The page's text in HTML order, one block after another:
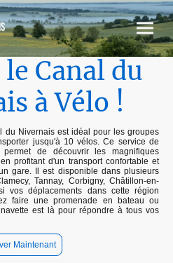
Canal du
à Vélo !
du Nivernais est idéal pour les groupes
jusqu'à 10 vélos. Ce service de
de découvrir les magnifiques
profitant d'un transport confortable et
gare. Il est disponible dans plusieurs
Tannay, Corbigny, Châtillon-en-
vos déplacements dans cette région
faire une promenade en bateau ou
est là pour répondre à tous vos
Maintenant